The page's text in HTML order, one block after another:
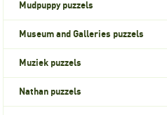
Mudpuppy puzzels
Museum and Galleries puzzels
Muziek puzzels
Nathan puzzels